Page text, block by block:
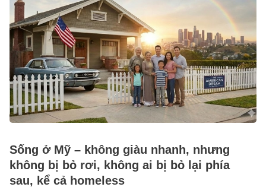
Sống ở Mỹ – không giàu nhanh, nhưng
không bị bỏ rơi, không ai bị bỏ lại phía
sau, kể cả homeless